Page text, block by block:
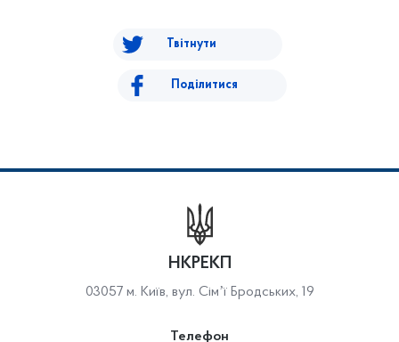
Твітнути
Поділитися
НКРЕКП
03057 м. Київ, вул. Сімʼї Бродських, 19
Телефон